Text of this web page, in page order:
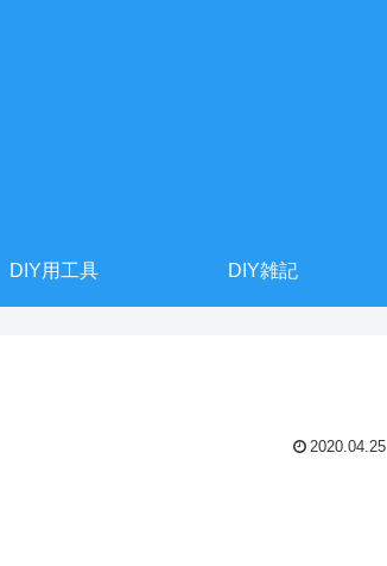
DIY用工具 DIY雑記
2020.04.25